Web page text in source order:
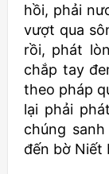
hồi, phải
vượt qua
rồi, phát
chắp tay
theo pháp
lại phải
chúng
đến bờ Niết